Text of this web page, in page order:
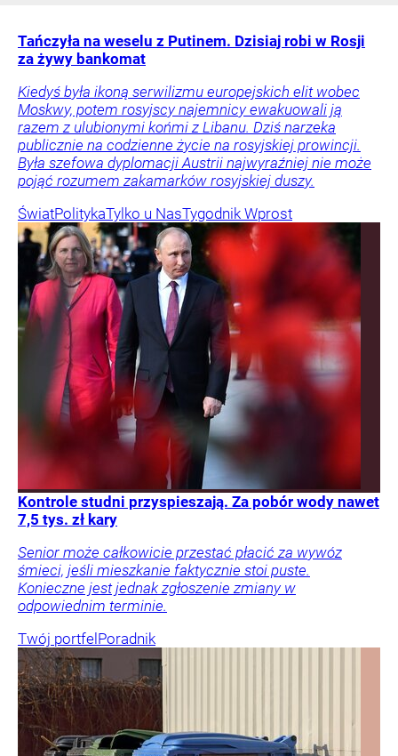
Tańczyła na weselu z Putinem. Dzisiaj robi w Rosji
za żywy bankomat
Kiedyś była ikoną serwilizmu europejskich elit wobec
Moskwy, potem rosyjscy najemnicy ewakuowali ją
razem z ulubionymi końmi z Libanu. Dziś narzeka
publicznie na codzienne życie na rosyjskiej prowincji.
Była szefowa dyplomacji Austrii najwyraźniej nie może
pojąć rozumem zakamarków rosyjskiej duszy.
ŚwiatPolitykaTylko u NasTygodnik Wprost
Kontrole studni przyspieszają. Za pobór wody nawet
7,5 tys. zł kary
Senior może całkowicie przestać płacić za wywóz
śmieci, jeśli mieszkanie faktycznie stoi puste.
Konieczne jest jednak zgłoszenie zmiany w
odpowiednim terminie.
Twój portfel Poradnik